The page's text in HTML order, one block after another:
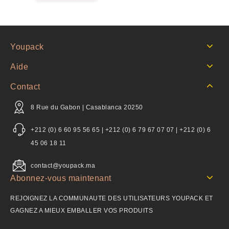
Youpack
Aide
Contact
8 Rue du Gabon | Casablanca 20250
+212 (0) 6 60 95 56 65 | +212 (0) 6 79 67 07 07 | +212 (0) 6
45 06 18 11
contact@youpack.ma
Abonnez-vous maintenant
REJOIGNEZ LA COMMUNAUTE DES UTILISATEURS YOUPACK ET
GAGNEZ A MIEUX EMBALLER VOS PRODUITS